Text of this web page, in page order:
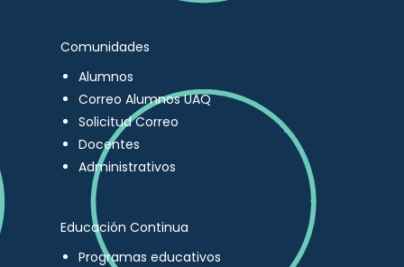
Comunidades
Alumnos
Correo Alumnos UAQ
Solicitud Correo
Docentes
Administrativos
Educación Continua
Programas educativos